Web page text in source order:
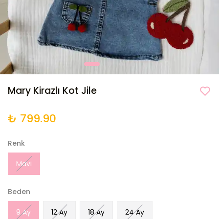
Mary Kirazlı Kot Jile
₺ 799.90
Renk
Mavi
Beden
9 Ay 12 Ay 18 Ay 24 Ay